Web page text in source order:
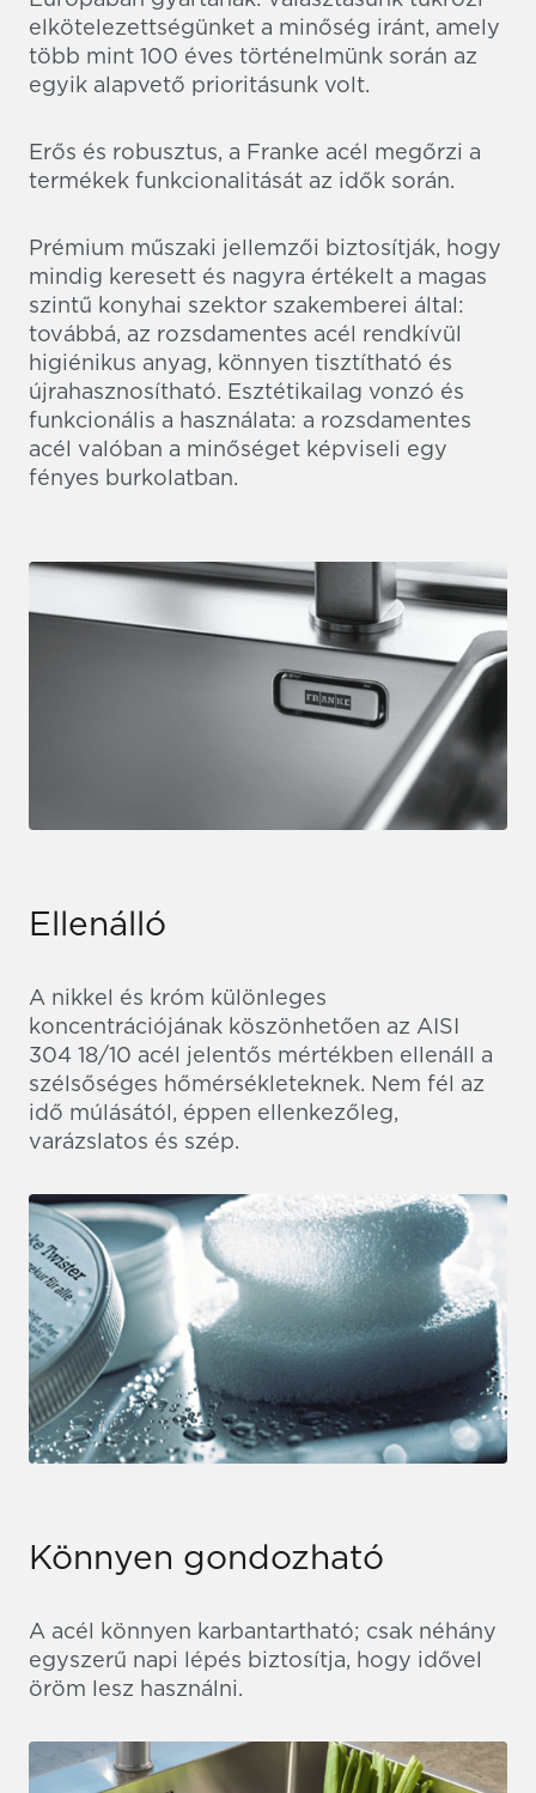
elkötelezettségünket a minőség iránt, amely
több mint 100 éves történelmünk során az
egyik alapvető prioritásunk volt.
Erős és robusztus, a Franke acél megőrzi a
termékek funkcionalitását az idők során.
Prémium műszaki jellemzői biztosítják, hogy
mindig keresett és nagyra értékelt a magas
szintű konyhai szektor szakemberei által:
továbbá, az rozsdamentes acél rendkívül
higiénikus anyag, könnyen tisztítható és
újrahasznosítható. Esztétikailag vonzó és
funkcionális a használata: a rozsdamentes
acél valóban a minőséget képviseli egy
fényes burkolatban.
Ellenálló
A nikkel és króm különleges
koncentrációjának köszönhetően az AISI
304 18/10 acél jelentős mértékben ellenáll a
szélsőséges hőmérsékleteknek. Nem fél az
idő múlásától, éppen ellenkezőleg,
varázslatos és szép.
Könnyen gondozható
A acél könnyen karbantartható; csak néhány
egyszerű napi lépés biztosítja, hogy idővel
öröm lesz használni.